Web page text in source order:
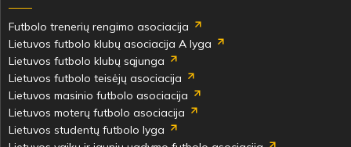
Futbolo trenerių rengimo asociacija
Lietuvos futbolo klubų asociacija A lyga
Lietuvos futbolo klubų sąjunga
Lietuvos futbolo teisėjų asociacija
Lietuvos masinio futbolo asociacija
Lietuvos moterų futbolo asociacija
Lietuvos studentų futbolo lyga